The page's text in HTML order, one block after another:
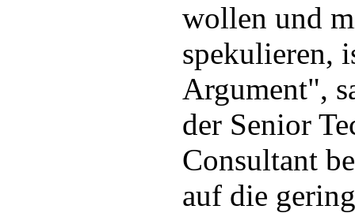
wollen und
spekulieren,
Argument",
der Senior
Consultant
auf die